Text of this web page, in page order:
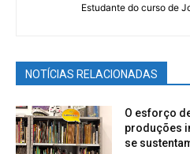
Estudante do curso de
NOTÍCIAS RELACIONADAS
O esforço
produções
se